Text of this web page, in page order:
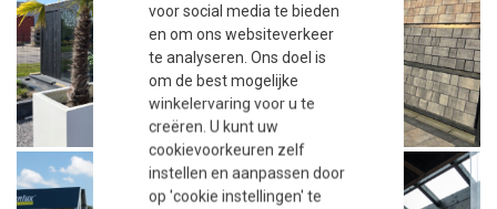
voor social media te bieden
en om ons websiteverkeer
te analyseren. Ons doel is
om de best mogelijke
winkelervaring voor u te
creëren. U kunt uw
cookievoorkeuren zelf
instellen en aanpassen door
op 'cookie instellingen' te